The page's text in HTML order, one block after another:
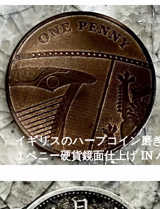
Lapse ASMR
イギリスのハープコイン磨き
１ペニー硬貨鏡面仕上げ IN
PENNY Coin Polish TIme
Lapse ASMR